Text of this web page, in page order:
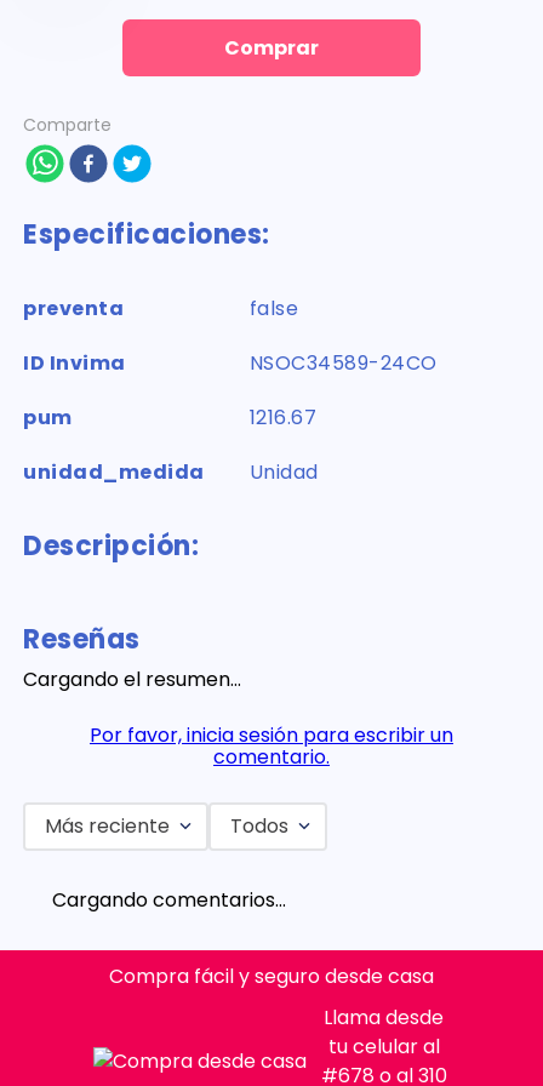
Comprar
Comparte
Especificaciones:
preventa
false
ID Invima
NSOC34589-24CO
pum
1216.67
unidad_medida
Unidad
Descripción:
Reseñas
Cargando el resumen…
Por favor, inicia sesión para escribir un
comentario.
Más reciente Todos
Cargando comentarios…
Compra fácil y seguro desde casa
Llama desde
tu celular al
#678 o al 310